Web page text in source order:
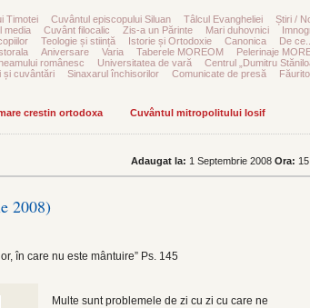
Timotei Cuvântul episcopului Siluan Tâlcul Evangheliei Știri /
media Cuvânt filocalic Zis-a un Părinte Mari duhovnici
Teologie și stiință Istorie și Ortodoxie Canonica De
Aniversare Varia Taberele MOREOM Pelerinaje
românesc Universitatea de vară Centrul „Dumitru
și cuvântări Sinaxarul închisorilor Comunicate de presă
crestin ortodoxa Cuvântul mitropolitului Iosif
Adaugat la: 1 Septembrie 2008 Ora:
2008)
în care nu este mântuire” Ps. 145
Multe sunt problemele de zi cu zi cu care ne